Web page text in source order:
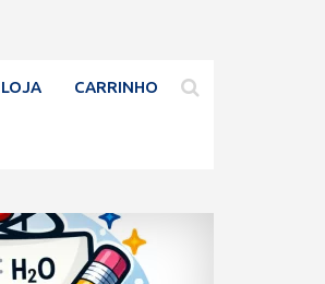
LOJA CARRINHO